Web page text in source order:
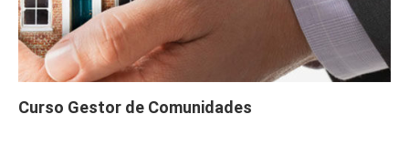
Curso Gestor de Comunidades